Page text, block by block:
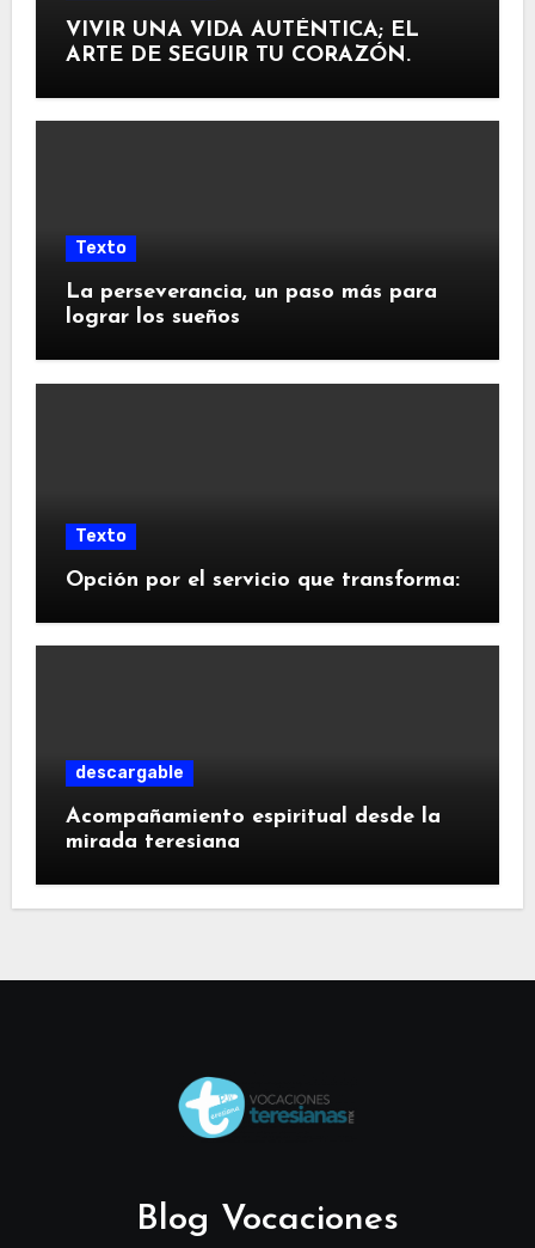
VIVIR UNA VIDA AUTÉNTICA; EL
ARTE DE SEGUIR TU CORAZÓN.
Texto
La perseverancia, un paso más para
lograr los sueños
Texto
Opción por el servicio que transforma:
descargable
Acompañamiento espiritual desde la
mirada teresiana
Blog Vocaciones